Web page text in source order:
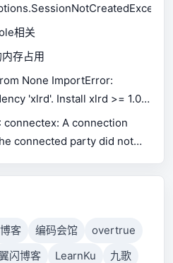
相关
存占用
None ImportError:
'xlrd'. Install xlrd >= 1.0.0
or conda to install xlrd.
A connection
connected party did not
connected host has failed
客 编码会馆
overtrue
闪博客 LearnKu
九歌